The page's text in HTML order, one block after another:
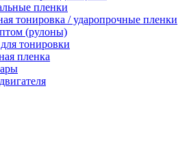
пленки
тонировка / ударопрочные пленки
(рулоны)
тонировки
пленка